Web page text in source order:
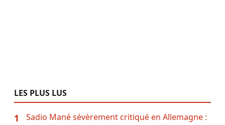
LES PLUS LUS
1
Sadio Mané sévèrement critiqué en Allemagne :